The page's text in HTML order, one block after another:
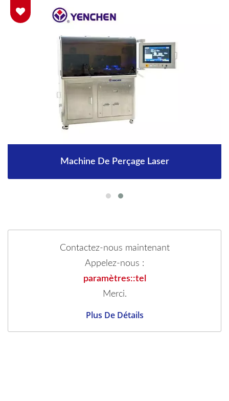
Machine De Perçage Laser
Contactez-nous maintenant
Appelez-nous :
paramètres::tel
Merci.
Plus De Détails